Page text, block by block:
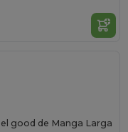
good de Manga Larga